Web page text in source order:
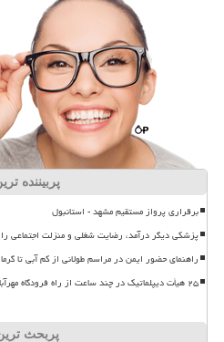
پربیننده
برقراری پرواز مستقیم مشهد - استانبول
پزشکی دیگر درآمد، رضایت شغلی و منزلت اجتماعی
راهنمای حضور ایمن در مراسم طولانی از کم آبی تا
۲۵ هیأت دیپلماتیک در چند ساعت از راه فرودگاه مهرآباد پذیرش شدند
پربحث